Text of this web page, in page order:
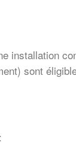
installation
sont